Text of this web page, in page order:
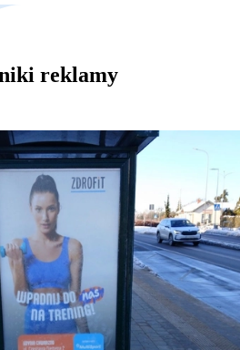
reklamy